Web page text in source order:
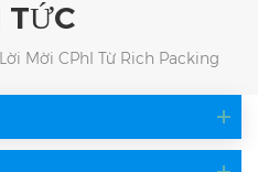
TỨC
Lời Mời CPhI Từ Rich Packing